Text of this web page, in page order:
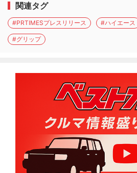
関連タグ
#PRTIMESプレスリリース #ハイエース
#グリップ